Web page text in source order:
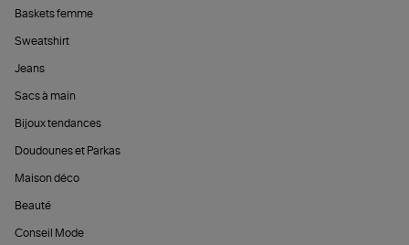
Baskets femme
Sweatshirt
Jeans
Sacs à main
Bijoux tendances
Doudounes et Parkas
Maison déco
Beauté
Conseil Mode